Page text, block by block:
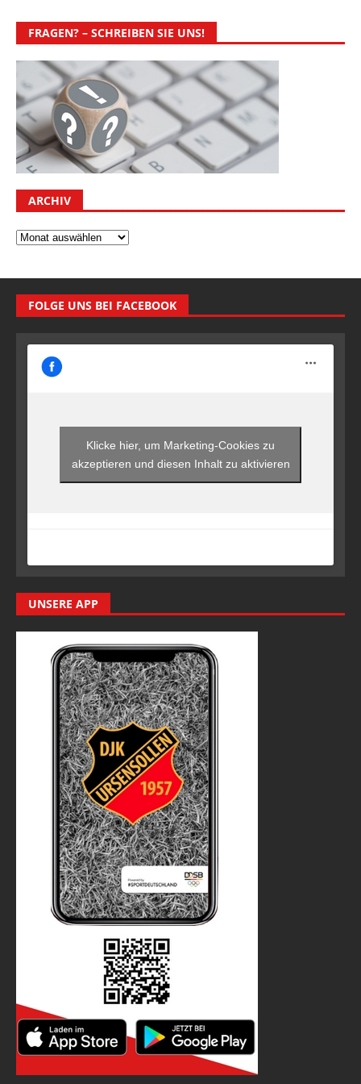
FRAGEN? – SCHREIBEN SIE UNS!
ARCHIV
FOLGE UNS BEI FACEBOOK
Klicke hier, um Marketing-Cookies zu
akzeptieren und diesen Inhalt zu aktivieren
UNSERE APP